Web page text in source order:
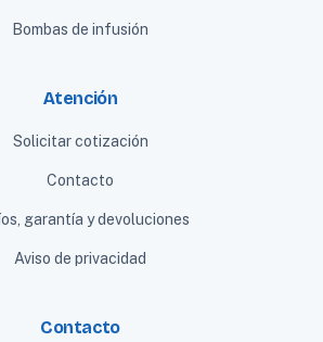
Bombas de infusión
Atención
Solicitar cotización
Contacto
garantía y devoluciones
Aviso de privacidad
Contacto